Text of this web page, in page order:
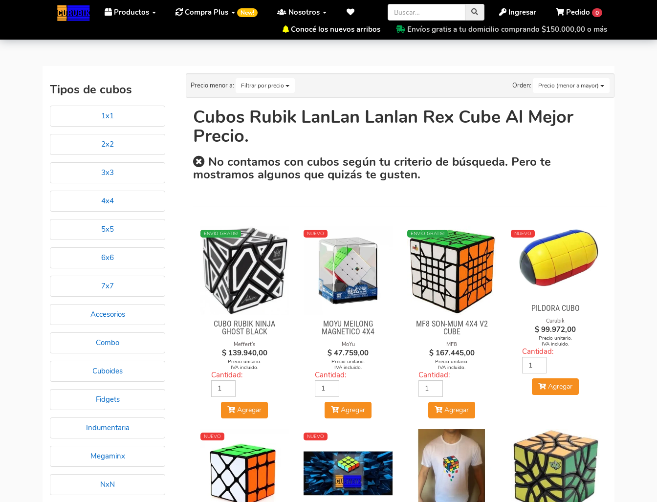
Productos Compra Plus New! Nosotros Pedido 0
Ingresar
Conocé los nuevos arribos
Envíos gratis a tu domicilio comprando $150.000,00 o más
Tipos de cubos
1x1
2x2
3x3
4x4
5x5
6x6
7x7
Accesorios
Combo
Cuboides
Fidgets
Indumentaria
Megaminx
NxN
Precio menor a: Filtrar por precio Orden: Precio (menor a mayor)
Cubos Rubik LanLan Lanlan Rex Cube Al Mejor
Precio.
No contamos con cubos según tu criterio de búsqueda. Pero te
mostramos algunos que quizás te gusten.
NUEVO
ENVÍO GRATIS!
CUBO RUBIK NINJA
GHOST BLACK
Meffert's
$ 139.940,00
Precio unitario.
IVA incluido.
Cantidad:
Agregar
NUEVO
MOYU MEILONG
MAGNETICO 4X4
MoYu
$ 47.759,00
Precio unitario.
IVA incluido.
Cantidad:
Agregar
ENVÍO GRATIS!
MF8 SON-MUM 4X4 V2
CUBE
MF8
$ 167.445,00
Precio unitario.
IVA incluido.
Cantidad:
Agregar
NUEVO
PILDORA CUBO
Curubik
$ 99.972,00
Precio unitario.
IVA incluido.
Cantidad:
Agregar
NUEVO NUEVO